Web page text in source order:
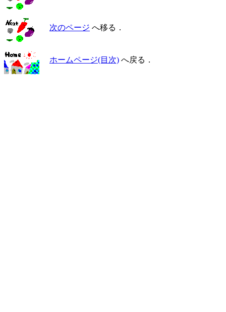
次のページ へ移る．
ホームページ(目次) へ戻る．